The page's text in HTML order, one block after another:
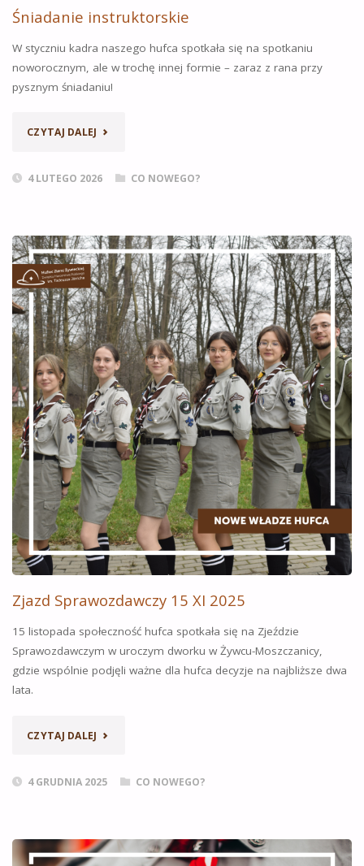
Śniadanie instruktorskie
W styczniu kadra naszego hufca spotkała się na spotkaniu
noworocznym, ale w trochę innej formie – zaraz z rana przy
pysznym śniadaniu!
CZYTAJ DALEJ „ŚNIADANIE
4 LUTEGO 2026
CO NOWEGO?
Zjazd Sprawozdawczy 15 XI 2025
15 listopada społeczność hufca spotkała się na Zjeździe
Sprawozdawczym w uroczym dworku w Żywcu-Moszczanicy,
gdzie wspólnie podjęli ważne dla hufca decyzje na najbliższe dwa
lata.
CZYTAJ DALEJ „ZJAZD
4 GRUDNIA 2025 CO NOWEGO?